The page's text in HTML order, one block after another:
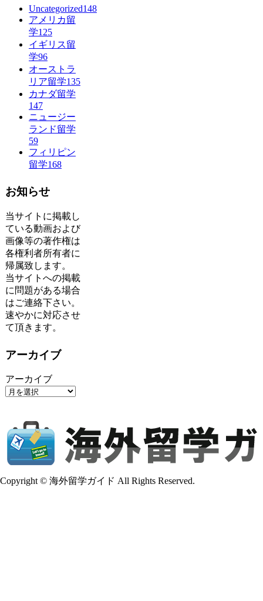
Uncategorized148
アメリカ留
学125
イギリス留
学96
オーストラ
リア留学135
カナダ留学
147
ニュージー
ランド留学
59
フィリピン
留学168
お知らせ
当サイトに掲載し
ている動画および
画像等の著作権は
各権利者所有者に
帰属致します。
当サイトへの掲載
に問題がある場合
はご連絡下さい。
速やかに対応させ
て頂きます。
アーカイブ
アーカイブ
Copyright © 海外留学ガイド All Rights Reserved.